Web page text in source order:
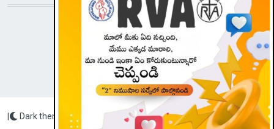
STAY CONNECTED WITH US!
Dark theme